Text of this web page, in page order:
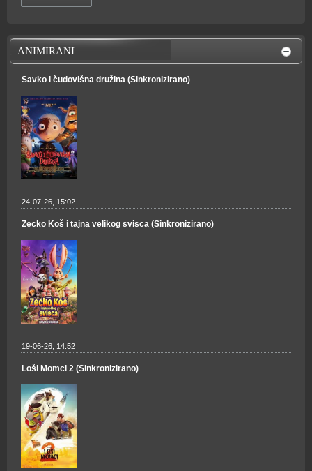
ANIMIRANI
Šavko i čudovišna družina (Sinkronizirano)
24-07-26, 15:02
Zecko Koš i tajna velikog svisca (Sinkronizirano)
19-06-26, 14:52
Loši Momci 2 (Sinkronizirano)